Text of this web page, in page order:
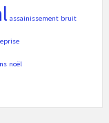
assainissement bruit
noël